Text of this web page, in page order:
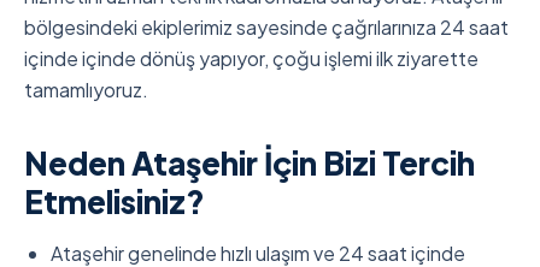
bölgesindeki ekiplerimiz sayesinde çağrılarınıza 24 saat
içinde içinde dönüş yapıyor, çoğu işlemi ilk ziyarette
tamamlıyoruz.
Neden Ataşehir İçin Bizi Tercih
Etmelisiniz?
Ataşehir genelinde hızlı ulaşım ve 24 saat içinde